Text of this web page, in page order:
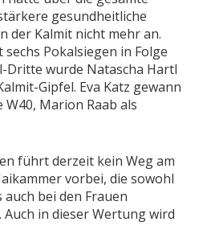
gesundheitliche
der Kalmit nicht mehr an.
Pokalsiegen in Folge
Dritte wurde Natascha Hartl
Gipfel. Eva Katz gewann
Marion Raab als
führt derzeit kein Weg am
vorbei, die sowohl
bei den Frauen
in dieser Wertung wird